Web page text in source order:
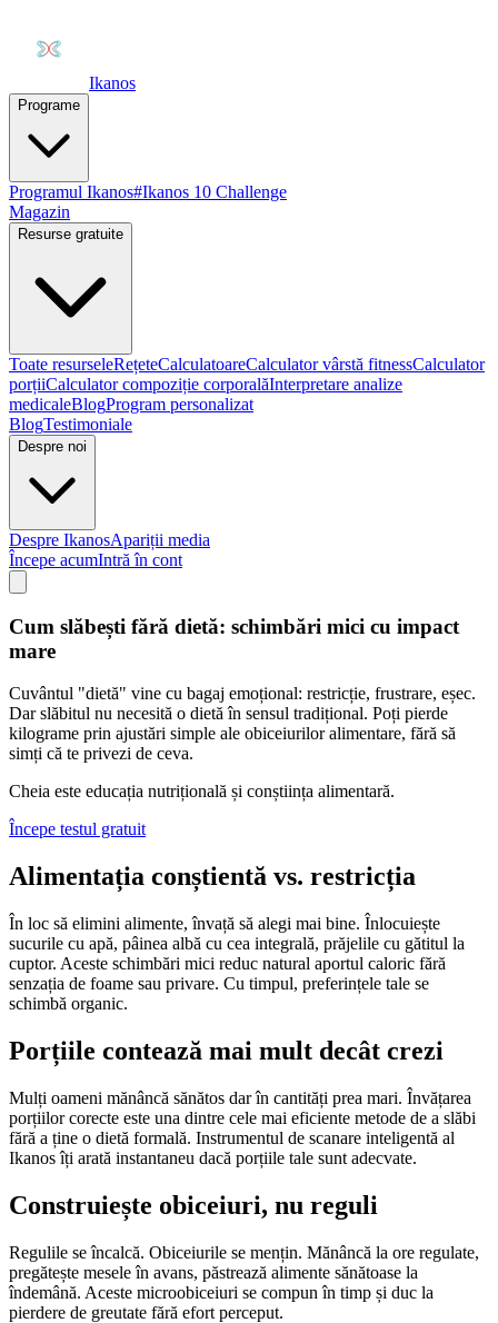
Ikanos
Programe
Programul Ikanos#Ikanos 10 Challenge
Magazin
Resurse gratuite
Toate resurseleRețeteCalculatoareCalculator vârstă fitnessCalculator
porțiiCalculator compoziție corporalăInterpretare analize
medicaleBlogProgram personalizat
BlogTestimoniale
Despre noi
Despre IkanosApariții media
Începe acumIntră în cont
Cum slăbești fără dietă: schimbări mici cu impact
mare
Cuvântul "dietă" vine cu bagaj emoțional: restricție, frustrare, eșec.
Dar slăbitul nu necesită o dietă în sensul tradițional. Poți pierde
kilograme prin ajustări simple ale obiceiurilor alimentare, fără să
simți că te privezi de ceva.
Cheia este educația nutrițională și conștiința alimentară.
Începe testul gratuit
Alimentația conștientă vs. restricția
În loc să elimini alimente, învață să alegi mai bine. Înlocuiește
sucurile cu apă, pâinea albă cu cea integrală, prăjelile cu gătitul la
cuptor. Aceste schimbări mici reduc natural aportul caloric fără
senzația de foame sau privare. Cu timpul, preferințele tale se
schimbă organic.
Porțiile contează mai mult decât crezi
Mulți oameni mănâncă sănătos dar în cantități prea mari. Învățarea
porțiilor corecte este una dintre cele mai eficiente metode de a slăbi
fără a ține o dietă formală. Instrumentul de scanare inteligentă al
Ikanos îți arată instantaneu dacă porțiile tale sunt adecvate.
Construiește obiceiuri, nu reguli
Regulile se încalcă. Obiceiurile se mențin. Mănâncă la ore regulate,
pregătește mesele în avans, păstrează alimente sănătoase la
îndemână. Aceste microobiceiuri se compun în timp și duc la
pierdere de greutate fără efort perceput.